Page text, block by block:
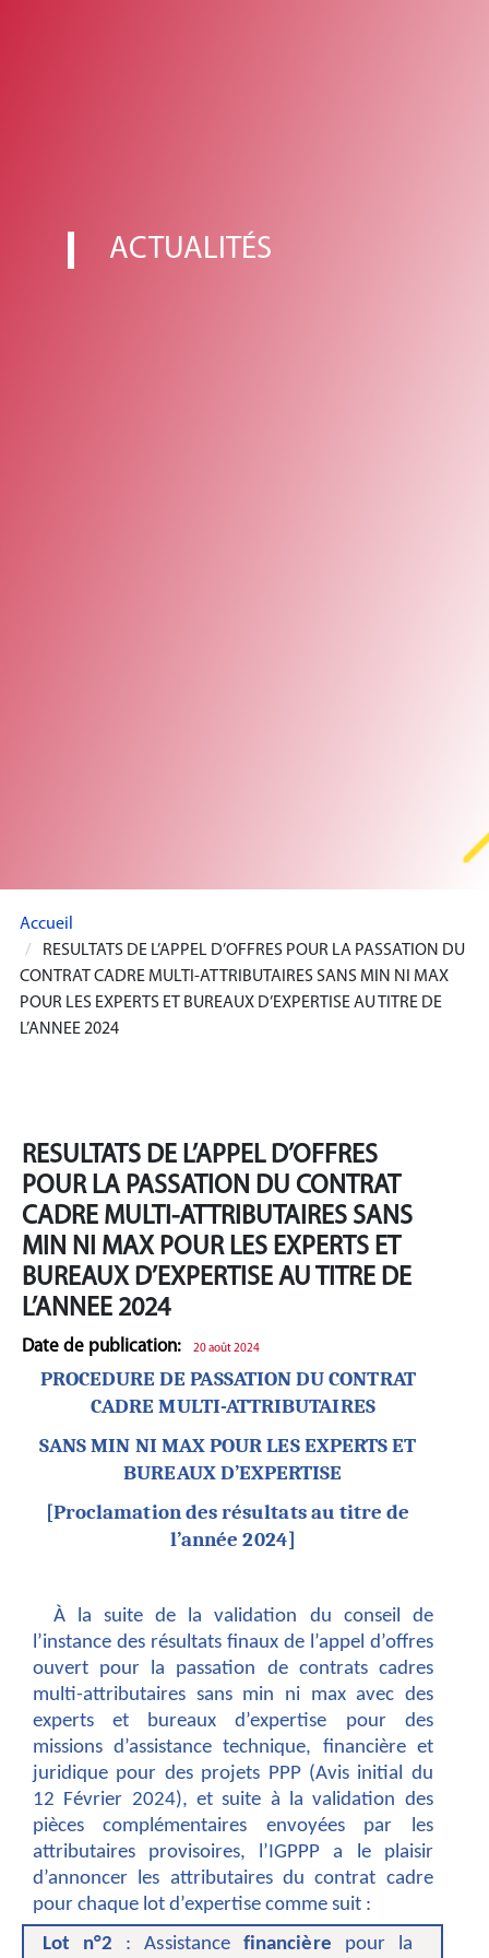
ACTUALITÉS
Accueil
RESULTATS DE L’APPEL D’OFFRES POUR LA PASSATION DU
CONTRAT CADRE MULTI-ATTRIBUTAIRES SANS MIN NI MAX
POUR LES EXPERTS ET BUREAUX D’EXPERTISE AU TITRE DE
L’ANNEE 2024
RESULTATS DE L’APPEL D’OFFRES
POUR LA PASSATION DU CONTRAT
CADRE MULTI-ATTRIBUTAIRES SANS
MIN NI MAX POUR LES EXPERTS ET
BUREAUX D’EXPERTISE AU TITRE DE
L’ANNEE 2024
Date de publication: 20 août 2024
PROCEDURE DE PASSATION DU CONTRAT
CADRE MULTI-ATTRIBUTAIRES
SANS MIN NI MAX POUR LES EXPERTS ET
BUREAUX D’EXPERTISE
[Proclamation des résultats au titre de
l’année 2024]
À la suite de la validation du conseil de
l’instance des résultats finaux de l’appel d’offres
ouvert pour la passation de contrats cadres
multi-attributaires sans min ni max avec des
experts et bureaux d’expertise pour des
missions d’assistance technique, financière et
juridique pour des projets PPP (Avis initial du
12 Février 2024), et suite à la validation des
pièces complémentaires envoyées par les
attributaires provisoires, l’IGPPP a le plaisir
d’annoncer les attributaires du contrat cadre
pour chaque lot d’expertise comme suit :
Lot n°2 : Assistance financière pour la